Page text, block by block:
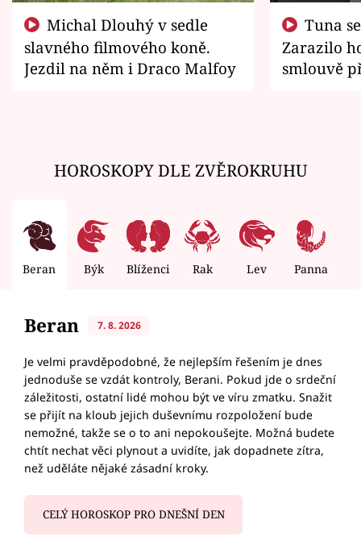
slavného filmového koně.
Jezdil na něm i Draco Malfoy
Zarazilo
smlouvě
HOROSKOPY DLE ZVĚROKRUHU
Beran Býk Blíženci Rak Lev Panna
Beran 7. 8. 2026
Je velmi pravděpodobné, že nejlepším řešením je dnes
jednoduše se vzdát kontroly, Berani. Pokud jde o srdeční
záležitosti, ostatní lidé mohou být ve víru zmatku. Snažit
se přijít na kloub jejich duševnímu rozpoložení bude
nemožné, takže se o to ani nepokoušejte. Možná budete
chtít nechat věci plynout a uvidíte, jak dopadnete zítra,
než uděláte nějaké zásadní kroky.
CELÝ HOROSKOP PRO DNEŠNÍ DEN